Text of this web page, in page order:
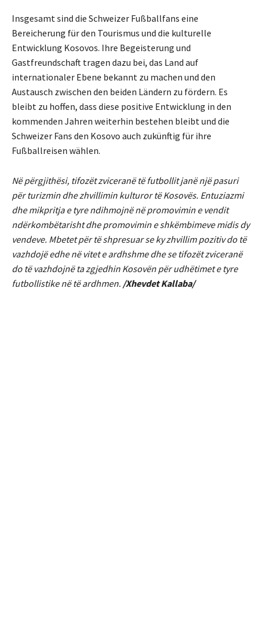
Insgesamt sind die Schweizer Fußballfans eine
Bereicherung für den Tourismus und die kulturelle
Entwicklung Kosovos. Ihre Begeisterung und
Gastfreundschaft tragen dazu bei, das Land auf
internationaler Ebene bekannt zu machen und den
Austausch zwischen den beiden Ländern zu fördern. Es
bleibt zu hoffen, dass diese positive Entwicklung in den
kommenden Jahren weiterhin bestehen bleibt und die
Schweizer Fans den Kosovo auch zukünftig für ihre
Fußballreisen wählen.
Në përgjithësi, tifozët zviceranë të futbollit janë një pasuri
për turizmin dhe zhvillimin kulturor të Kosovës. Entuziazmi
dhe mikpritja e tyre ndihmojnë në promovimin e vendit
ndërkombëtarisht dhe promovimin e shkëmbimeve midis dy
vendeve. Mbetet për të shpresuar se ky zhvillim pozitiv do të
vazhdojë edhe në vitet e ardhshme dhe se tifozët zviceranë
do të vazhdojnë ta zgjedhin Kosovën për udhëtimet e tyre
futbollistike në të ardhmen. /Xhevdet Kallaba/